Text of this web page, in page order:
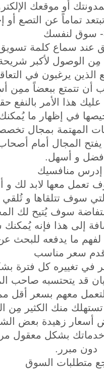
أو موقعك
تماماً عن التصع أو
عند سماع كلمة
الوصول لأكبر
الذين يرغبون في
تتمتع ببعضاً ممِن
هذا الأمر بالنفع
في إظهار ما
المهتمة بمجال
المجال أمام
أفضل و أسهل.
تعمل معها لابد لك
سوف تتلقاها و
سوف يُتيح لك
إلى هذا فإنه
ما يدفعه للبحث
في تغييره كل
قد يتحتسبه صاحب
معهم بسعر أقل
منك الكثير مِن
أسعار زهيدة بعض
بشكل معقول مرة
دون مبرر.